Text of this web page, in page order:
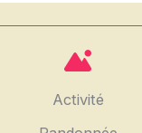
Activité